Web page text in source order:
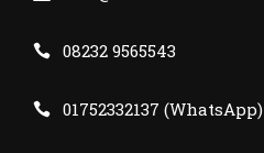
08232 9565543
01752332137 (WhatsApp)